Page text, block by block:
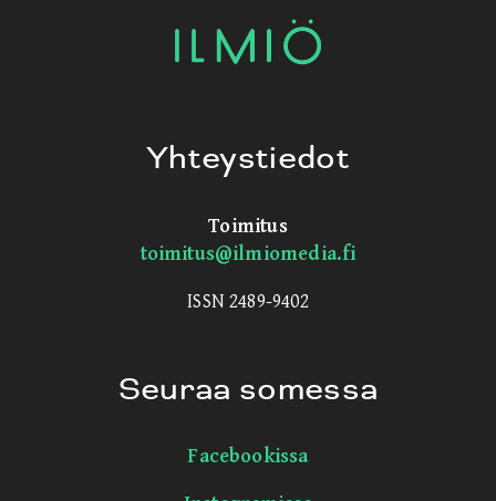
Yhteystiedot
Toimitus
toimitus@ilmiomedia.fi
ISSN 2489-9402
Seuraa somessa
Facebookissa